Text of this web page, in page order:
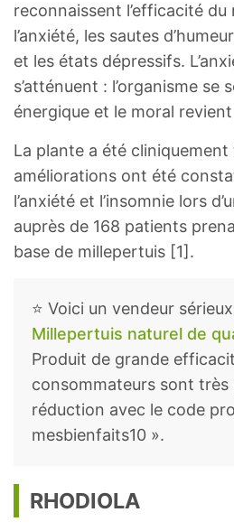
reconnaissent l’efficacité
l’anxiété, les sautes
et les états dépressifs.
s’atténuent : l’organisme se
énergique et le moral
La plante a été
améliorations ont été
l’anxiété et l’insomnie lors
auprès de 168 patients
base de millepertuis [1].
⭐ Voici un vendeur
Millepertuis naturel de
Produit de grande
consommateurs sont très
réduction avec le code
mesbienfaits10 ».
RHODIOLA